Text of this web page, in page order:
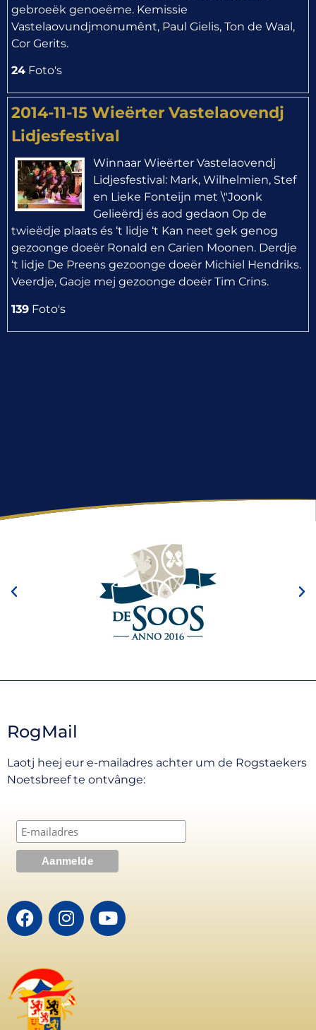
gebroeëk genoeëme. Kemissie
Vastelaovundjmonumênt, Paul Gielis, Ton de Waal,
Cor Gerits.
24 Foto's
2014-11-15 Wieërter Vastelaovendj
Lidjesfestival
Winnaar Wieërter Vastelaovendj
Lidjesfestival: Mark, Wilhelmien, Stef
en Lieke Fonteijn met \"Joonk
Gelieërdj és aod gedaon Op de
twieëdje plaats és ‘t lidje ‘t Kan neet gek genog
gezoonge doeër Ronald en Carien Moonen. Derdje
‘t lidje De Preens gezoonge doeër Michiel Hendriks.
Veerdje, Gaoje mej gezoonge doeër Tim Crins.
139 Foto's
RogMail
Laotj heej eur e-mailadres achter um de Rogstaekers
Noetsbreef te ontvânge: